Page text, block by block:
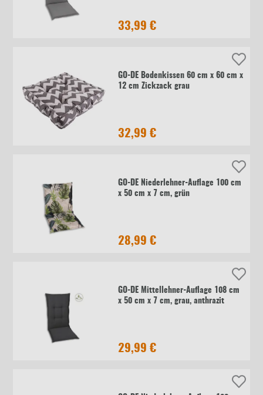
33,99 €
GO-DE Bodenkissen 60 cm x 60 cm x
12 cm Zickzack grau
32,99 €
GO-DE Niederlehner-Auflage 100 cm
x 50 cm x 7 cm, grün
28,99 €
GO-DE Mittellehner-Auflage 108 cm
x 50 cm x 7 cm, grau, anthrazit
29,99 €